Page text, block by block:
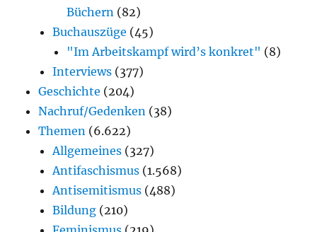
Büchern (82)
Buchauszüge (45)
"Im Arbeitskampf wird’s konkret" (8)
Interviews (377)
Geschichte (204)
Nachruf/Gedenken (38)
Themen (6.622)
Allgemeines (327)
Antifaschismus (1.568)
Antisemitismus (488)
Bildung (210)